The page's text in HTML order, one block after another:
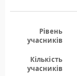
Рівень
учасників
Кількість
учасників